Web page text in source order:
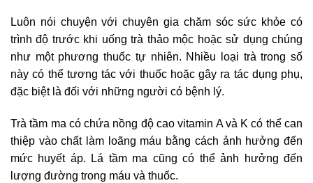
Luôn nói chuyện với chuyên gia chăm sóc sức khỏe có
trình độ trước khi uống trà thảo mộc hoặc sử dụng chúng
như một phương thuốc tự nhiên. Nhiều loại trà trong số
này có thể tương tác với thuốc hoặc gây ra tác dụng phụ,
đặc biệt là đối với những người có bệnh lý.
Trà tầm ma có chứa nồng độ cao vitamin A và K có thể can
thiệp vào chất làm loãng máu bằng cách ảnh hưởng đến
mức huyết áp. Lá tầm ma cũng có thể ảnh hưởng đến
lượng đường trong máu và thuốc.